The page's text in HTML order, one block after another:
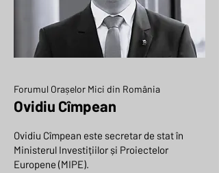
Forumul Orașelor Mici din România
Ovidiu Cîmpean
Ovidiu Cîmpean este secretar de stat în
Ministerul Investițiilor și Proiectelor
Europene (MIPE).